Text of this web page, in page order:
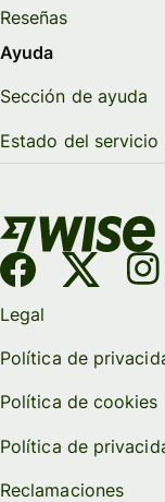
Reseñas
Ayuda
Sección de ayuda
Estado del servicio
Legal
Política de
Política de cookies
Política de
Reclamaciones